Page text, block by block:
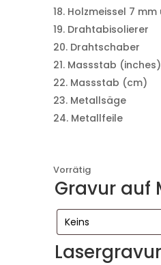
Holzmeissel 7
Drahtabisolierer
Drahtschaber
Massstab (inches)
Massstab (cm)
Metallsäge
Metallfeile
Vorrätig
Gravur auf